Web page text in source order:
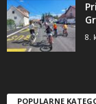
8.
POPULARNE